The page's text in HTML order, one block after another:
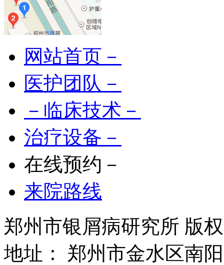
网站首页－
医护团队－
－临床技术－
治疗设备－
在线预约－
来院路线
郑州市银屑病研究所 版
地址： 郑州市金水区南